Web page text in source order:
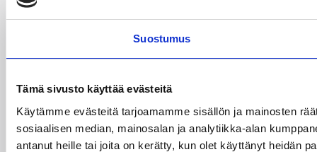
Suostumus
Tämä sivusto käyttää evästeitä
Käytämme evästeitä tarjoamamme sisällön ja mainosten
sosiaalisen median, mainosalan ja analytiikka-alan
antanut heille tai joita on kerätty, kun olet käyttänyt heidän